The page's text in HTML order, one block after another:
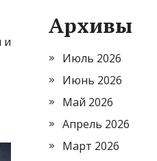
и
Архивы
Июль 2026
Июнь 2026
Май 2026
Апрель 2026
Март 2026